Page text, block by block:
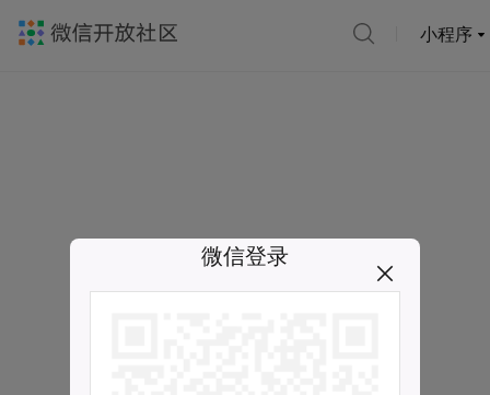
小程序
微信登录